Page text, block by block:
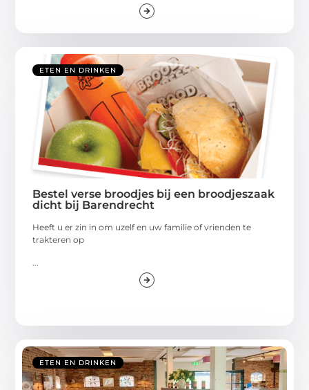
ETEN EN DRINKEN
Bestel verse broodjes bij een broodjeszaak
dicht bij Barendrecht
Heeft u er zin in om uzelf en uw familie of vrienden te
trakteren op
ETEN EN DRINKEN